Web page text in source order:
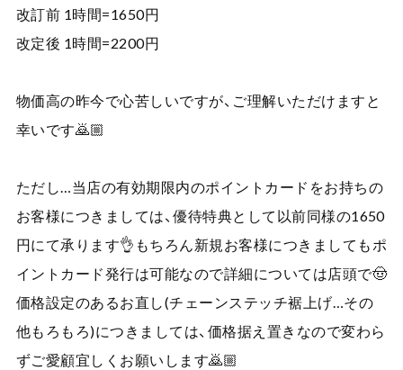
改訂前 1時間=1650円
改定後 1時間=2200円
物価高の昨今で心苦しいですが、ご理解いただけますと
幸いです🙇🏼
ただし…当店の有効期限内のポイントカードをお持ちの
お客様につきましては、優待特典として以前同様の1650
円にて承ります👌もちろん新規お客様につきましてもポ
イントカード発行は可能なので詳細については店頭で🤠
価格設定のあるお直し(チェーンステッチ裾上げ…その
他もろもろ)につきましては、価格据え置きなので変わら
ずご愛顧宜しくお願いします🙇🏼